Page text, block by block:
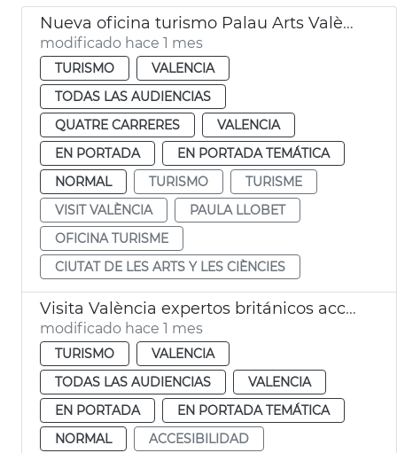
Nueva oficina turismo Palau Arts València
modificado hace 1 mes
TURISMO
VALENCIA
TODAS LAS AUDIENCIAS
QUATRE CARRERES
VALENCIA
EN PORTADA
EN PORTADA TEMÁTICA
NORMAL
TURISMO
TURISME
VISIT VALÈNCIA
PAULA LLOBET
OFICINA TURISME
CIUTAT DE LES ARTS Y LES CIÈNCIES
Visita València expertos británicos accesibilidad turismo inclusivo
modificado hace 1 mes
TURISMO
VALENCIA
TODAS LAS AUDIENCIAS
VALENCIA
EN PORTADA
EN PORTADA TEMÁTICA
NORMAL
ACCESIBILIDAD